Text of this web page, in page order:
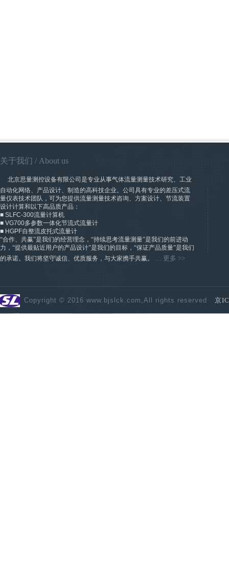
Copyright © 2016 www.bjslck.com,All rights reserved 京
关于我们 / About us
北京思量测控设备有限公司是专业从事气体流量测量技术研究、工业
自动化网络、产品设计、制造的高科技企业。公司具有专业的差压式流
量仪表技术团队，可为您提供流量测量技术咨询、方案设计、节流装置
设计计算和以下高品质产品：
■ SLFC-300流量计算机
■ VG700多参数一体化节流式流量计
■ HGPF自整流皮托式流量计
“合作、共赢”是我们的经营理念，“持续思考流量测量”是我们的前进动
力，“提供最贴近用户的产品设计”是我们的目标，“保证产品质量”是我们
的承诺。我们将坚守诚信、优质服务，与大家携手共赢。
… 更多 >>